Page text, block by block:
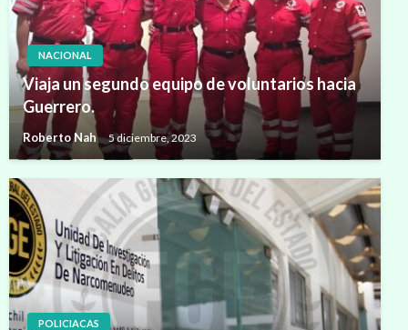
NACIONAL
Viaja un segundo equipo de voluntarios hacia
Guerrero.
Roberto Nah 5 diciembre, 2023
POLICIACAS